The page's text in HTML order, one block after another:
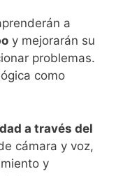
a
y mejorarán su
problemas.
como
a través del
cámara y voz,
y